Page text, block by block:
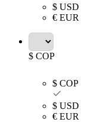
$ USD
€ EUR
$ COP
$ COP
$ USD
€ EUR